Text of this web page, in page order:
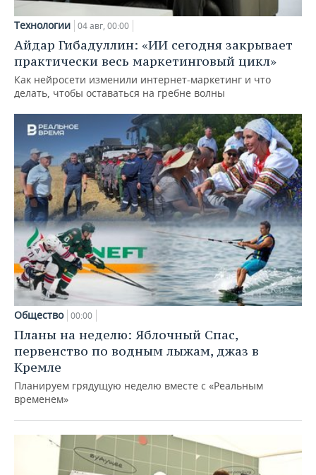
Технологии 04 авг, 00:00
Айдар Гибадуллин: «ИИ сегодня закрывает
практически весь маркетинговый цикл»
Как нейросети изменили интернет-маркетинг и что
делать, чтобы оставаться на гребне волны
Общество 00:00
Планы на неделю: Яблочный Спас,
первенство по водным лыжам, джаз в
Кремле
Планируем грядущую неделю вместе с «Реальным
временем»